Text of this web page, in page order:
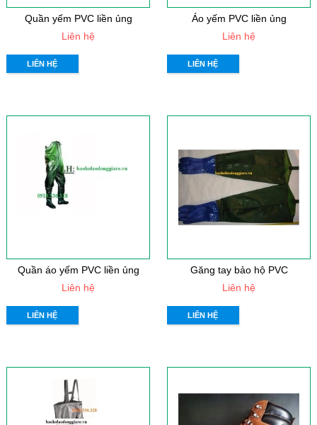
Quần yếm PVC liền ủng
Liên hệ
LIÊN HỆ
Áo yếm PVC liền ủng
Liên hệ
LIÊN HỆ
Quần áo yếm PVC liền ủng
Liên hệ
LIÊN HỆ
Găng tay bảo hộ PVC
Liên hệ
LIÊN HỆ